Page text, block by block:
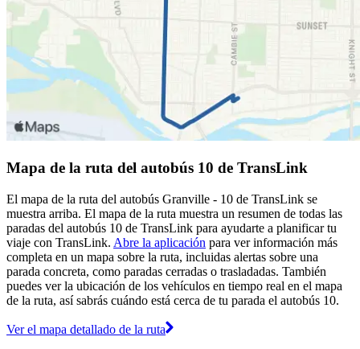
Mapa de la ruta del autobús 10 de TransLink
El mapa de la ruta del autobús Granville - 10 de TransLink se
muestra arriba. El mapa de la ruta muestra un resumen de todas las
paradas del autobús 10 de TransLink para ayudarte a planificar tu
viaje con TransLink. Abre la aplicación para ver información más
completa en un mapa sobre la ruta, incluidas alertas sobre una
parada concreta, como paradas cerradas o trasladadas. También
puedes ver la ubicación de los vehículos en tiempo real en el mapa
de la ruta, así sabrás cuándo está cerca de tu parada el autobús 10.
Ver el mapa detallado de la ruta